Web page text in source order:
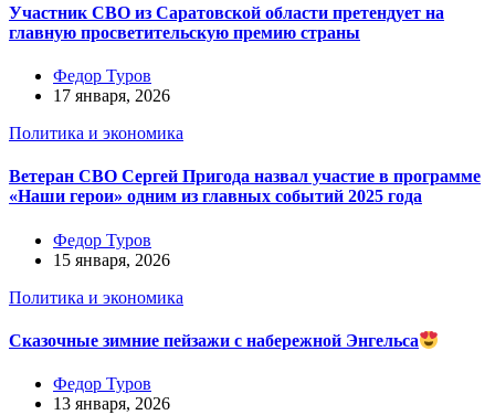
Участник СВО из Саратовской области претендует на
главную просветительскую премию страны
Федор Туров
17 января, 2026
Политика и экономика
Ветеран СВО Сергей Пригода назвал участие в программе
«Наши герои» одним из главных событий 2025 года
Федор Туров
15 января, 2026
Политика и экономика
Сказочные зимние пейзажи с набережной Энгельса
Федор Туров
13 января, 2026